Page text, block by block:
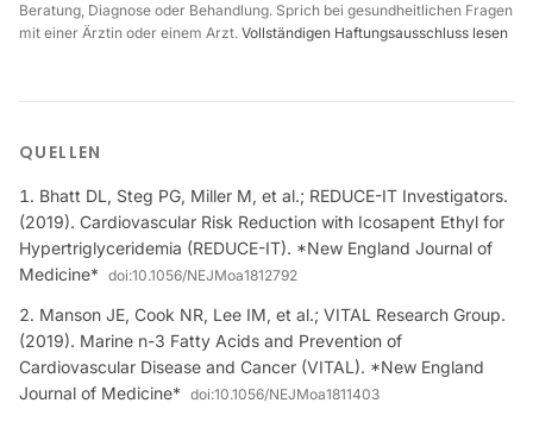
Beratung, Diagnose oder Behandlung. Sprich bei gesundheitlichen Fragen
mit einer Ärztin oder einem Arzt. Vollständigen Haftungsausschluss lesen
QUELLEN
Bhatt DL, Steg PG, Miller M, et al.; REDUCE-IT Investigators.
(2019). Cardiovascular Risk Reduction with Icosapent Ethyl for
Hypertriglyceridemia (REDUCE-IT). *New England Journal of
Medicine* doi:10.1056/NEJMoa1812792
Manson JE, Cook NR, Lee IM, et al.; VITAL Research Group.
(2019). Marine n-3 Fatty Acids and Prevention of
Cardiovascular Disease and Cancer (VITAL). *New England
Journal of Medicine* doi:10.1056/NEJMoa1811403